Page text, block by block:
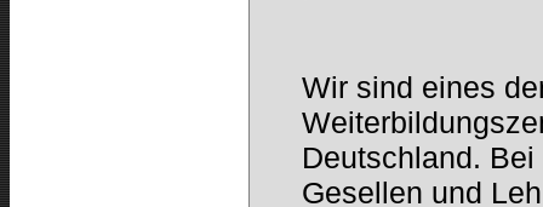
Wir sind eines
Deutschland.
Gesellen und